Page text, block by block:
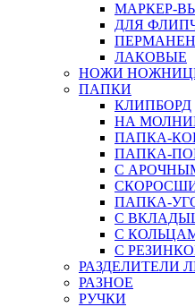
МАРКЕР-
ДЛЯ
ЛАКОВЫЕ
НОЖИ
ПАПКИ
КЛИПБОРД
НА
ПАПКА-
ПАПКА-
С
ПАПКА-
С
С
С
РАЗДЕЛИТЕЛИ
РАЗНОЕ
РУЧКИ